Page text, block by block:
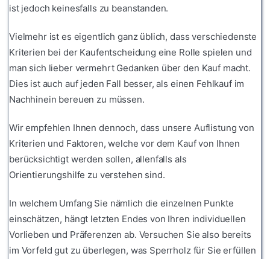
ist jedoch keinesfalls zu beanstanden.
Vielmehr ist es eigentlich ganz üblich, dass verschiedenste
Kriterien bei der Kaufentscheidung eine Rolle spielen und
man sich lieber vermehrt Gedanken über den Kauf macht.
Dies ist auch auf jeden Fall besser, als einen Fehlkauf im
Nachhinein bereuen zu müssen.
Wir empfehlen Ihnen dennoch, dass unsere Auflistung von
Kriterien und Faktoren, welche vor dem Kauf von Ihnen
berücksichtigt werden sollen, allenfalls als
Orientierungshilfe zu verstehen sind.
In welchem Umfang Sie nämlich die einzelnen Punkte
einschätzen, hängt letzten Endes von Ihren individuellen
Vorlieben und Präferenzen ab. Versuchen Sie also bereits
im Vorfeld gut zu überlegen, was Sperrholz für Sie erfüllen